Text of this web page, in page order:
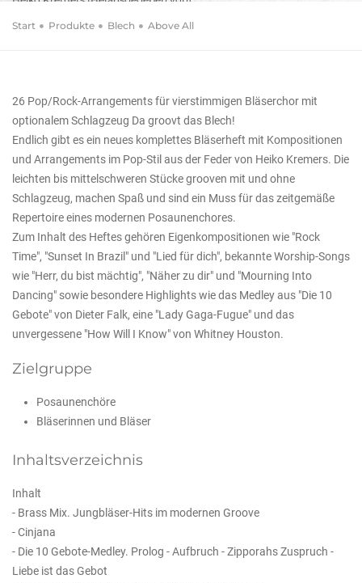
Above All
Start Produkte Blech Above All
26 Pop/Rock-Arrangements für vierstimmigen Bläserchor mit
optionalem Schlagzeug Da groovt das Blech!
Endlich gibt es ein neues komplettes Bläserheft mit Kompositionen
und Arrangements im Pop-Stil aus der Feder von Heiko Kremers. Die
leichten bis mittelschweren Stücke grooven mit und ohne
Schlagzeug, machen Spaß und sind ein Muss für das zeitgemäße
Repertoire eines modernen Posaunenchores.
Zum Inhalt des Heftes gehören Eigenkompositionen wie "Rock
Time", "Sunset In Brazil" und "Lied für dich", bekannte Worship-Songs
wie "Herr, du bist mächtig", "Näher zu dir" und "Mourning Into
Dancing" sowie besondere Highlights wie das Medley aus "Die 10
Gebote" von Dieter Falk, eine "Lady Gaga-Fugue" und das
unvergessene "How Will I Know" von Whitney Houston.
Zielgruppe
Posaunenchöre
Bläserinnen und Bläser
Inhaltsverzeichnis
Inhalt
- Brass Mix. Jungbläser-Hits im modernen Groove
- Cinjana
- Die 10 Gebote-Medley. Prolog - Aufbruch - Zipporahs Zuspruch -
Liebe ist das Gebot